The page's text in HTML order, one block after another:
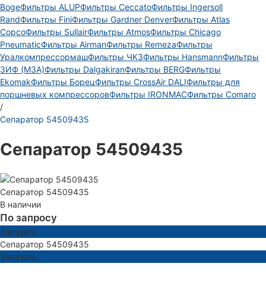
BogeФильтры ALUPФильтры CeccatoФильтры Ingersoll
RandФильтры FiniФильтры Gardner DenverФильтры Atlas
CopcoФильтры SullairФильтры AtmosФильтры Chicago
PneumaticФильтры AirmanФильтры RemezaФильтры
УралкомпрессормашФильтры ЧКЗФильтры HansmannФильтры
ЗИФ (МЗА)Фильтры DalgakiranФильтры BERGФильтры
EkomakФильтры БорецФильтры CrossAir DALIФильтры для
поршневых компрессоровФильтры IRONMACФильтры Comaro
/
Сепаратор 54509435
Сепаратор 54509435
Сепаратор 54509435
В наличии
По запросу
Заказать
Сепаратор 54509435
Заказать